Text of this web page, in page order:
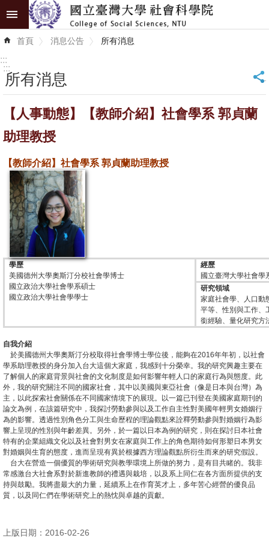
跳到主要內容區塊
進
階
識
學
學
術
單
位
研
究
消
公
告
國
際
化
高
教
深
耕
辦
及
首頁 消息公告 所有消息
:::
:::
所有消息 _
【人事動態】【教師介紹】社會學系 郭貞蘭
助理教授
【教師介紹】社會學系 郭貞蘭助理教授
學歷
美國德州大學奧斯汀分校社會學博士
國立政治大學社會學系碩士
國立政治大學社會學學士
經歷
國立臺灣大學社會
研究領域
家庭社會學、人口動
平等、性別與工作、
銜經驗、量化研究方
自我介紹
於美國德州大學奧斯汀分校取得社會學博士學位後，能夠在2016年年初，以社會
學系助理教授的身分加入台大這個大家庭，我感到十分榮幸。我的研究興趣主要在
了解個人的家庭背景與社會的文化制度是如何影響年輕人口的家庭行為與態度。此
外，我的研究關注不同的國家社會，其中以美國與東亞社會（像是日本與台灣）為
主，以此探索社會關係在不同國家情境下的展現。以一篇已刊登在美國家庭期刊的
論文為例，在該篇研究中，我探討勞動參與以及工作自主性對美國年輕男女婚姻行
為的影響。透過性別角色分工與生命歷程的理論觀點來詮釋勞動參與對婚姻行為影
響上呈現的性別與年齡差異。另外，於一篇以日本為例的研究，則在探討日本社會
特有的企業組織文化以及社會對男女在家庭與工作上的角色期待如何形塑日本男女
對婚姻與生育的態度，進而呈現有異於根據西方理論觀點所衍生而來的研究假設。
台大在營造一個優質的學術研究與教學環境上所做的努力，是有目共睹的。我非
常感激台大社會系對於新進教師的禮遇與栽培，以及系上同仁在各方面所提供的支
持與鼓勵。我將盡最大的力量，延續系上在作育英才上，多年苦心經營的優良品
質，以及同仁們在學術研究上的熱忱與卓越的貢獻。
上版日期：2016-02-26